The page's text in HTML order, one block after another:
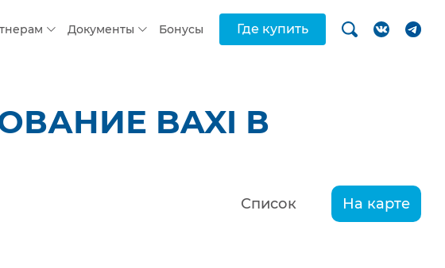
Документы Бонусы Где купить
BAXI В
Список На карте